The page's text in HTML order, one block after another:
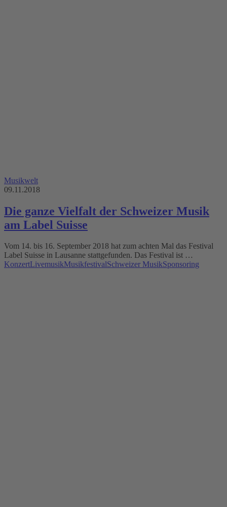
Musikwelt
09.11.2018
Die ganze Vielfalt der Schweizer Musik
am Label Suisse
Vom 14. bis 16. September 2018 hat zum achten Mal das Festival
Label Suisse in Lausanne stattgefunden. Das Festival ist …
KonzertLivemusikMusikfestivalSchweizer MusikSponsoring